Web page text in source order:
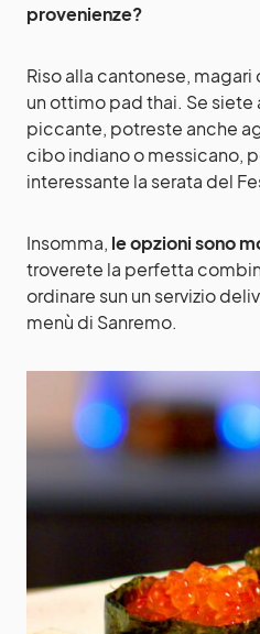
provenienze?
Riso alla cantonese,
un ottimo pad thai. Se
piccante, potreste anche
cibo indiano o messicano,
interessante la serata del
Insomma, le opzioni sono
troverete la perfetta
ordinare sun un servizio
menù di Sanremo.